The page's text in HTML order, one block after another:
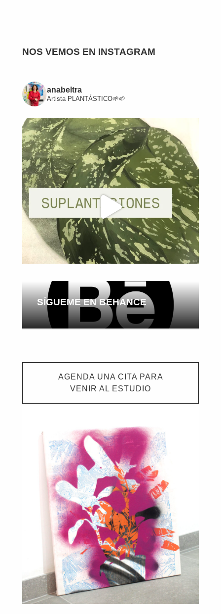
NOS VEMOS EN INSTAGRAM
anabeltra
ArtistaPLANTÁSTICO🌱🌱
SÍGUEME EN BEHANCE
AGENDA UNA CITA PARA
VENIR AL ESTUDIO